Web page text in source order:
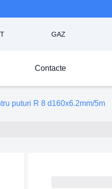
GAZ
Contacte
puturi R 8 d160x6.2mm/5m